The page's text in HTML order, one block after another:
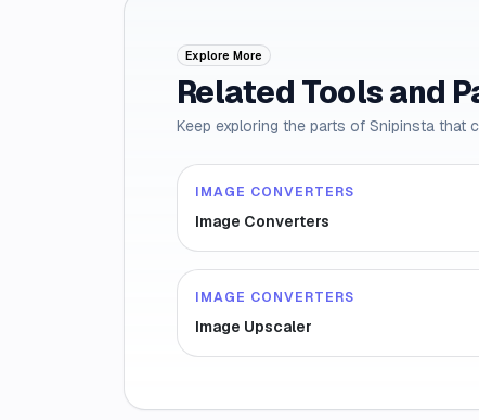
Explore More
Related Tools and
Keep exploring the parts of Snipinsta that
IMAGE CONVERTERS
Image Converters
IMAGE CONVERTERS
Image Upscaler